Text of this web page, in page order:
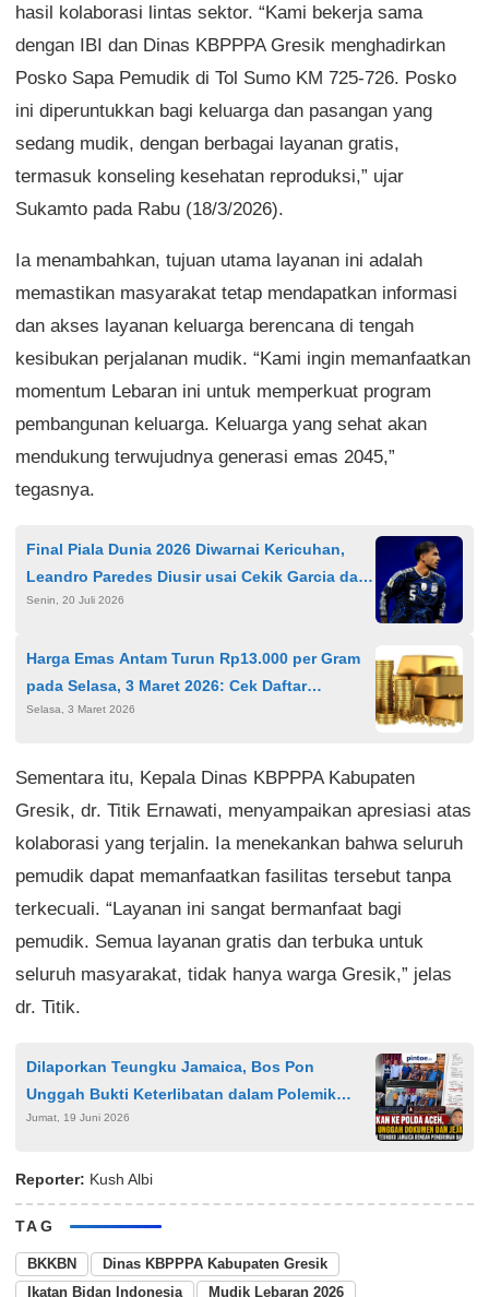
hasil kolaborasi lintas sektor. “Kami bekerja sama
dengan IBI dan Dinas KBPPPA Gresik menghadirkan
Posko Sapa Pemudik di Tol Sumo KM 725-726. Posko
ini diperuntukkan bagi keluarga dan pasangan yang
sedang mudik, dengan berbagai layanan gratis,
termasuk konseling kesehatan reproduksi,” ujar
Sukamto pada Rabu (18/3/2026).
Ia menambahkan, tujuan utama layanan ini adalah
memastikan masyarakat tetap mendapatkan informasi
dan akses layanan keluarga berencana di tengah
kesibukan perjalanan mudik. “Kami ingin memanfaatkan
momentum Lebaran ini untuk memperkuat program
pembangunan keluarga. Keluarga yang sehat akan
mendukung terwujudnya generasi emas 2045,”
tegasnya.
Final Piala Dunia 2026 Diwarnai Kericuhan,
Leandro Paredes Diusir usai Cekik Garcia dan
Banting Gavi
Senin, 20 Juli 2026
Harga Emas Antam Turun Rp13.000 per Gram
pada Selasa, 3 Maret 2026: Cek Daftar
Lengkapnya
Selasa, 3 Maret 2026
Sementara itu, Kepala Dinas KBPPPA Kabupaten
Gresik, dr. Titik Ernawati, menyampaikan apresiasi atas
kolaborasi yang terjalin. Ia menekankan bahwa seluruh
pemudik dapat memanfaatkan fasilitas tersebut tanpa
terkecuali. “Layanan ini sangat bermanfaat bagi
pemudik. Semua layanan gratis dan terbuka untuk
seluruh masyarakat, tidak hanya warga Gresik,” jelas
dr. Titik.
Dilaporkan Teungku Jamaica, Bos Pon
Unggah Bukti Keterlibatan dalam Polemik
Bantuan Malaysia
Jumat, 19 Juni 2026
Reporter: Kush Albi
TAG
BKKBN
Dinas KBPPPA Kabupaten Gresik
Ikatan Bidan Indonesia
Mudik Lebaran 2026